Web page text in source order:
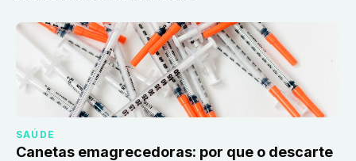
SAÚDE
Canetas emagrecedoras: por que o descarte